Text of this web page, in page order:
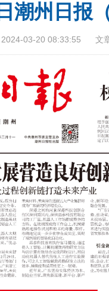
潮州日报
03-20 08:33:55 文